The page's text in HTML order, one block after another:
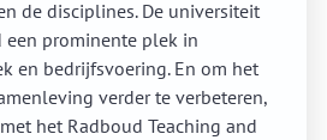
de disciplines. De universiteit
een prominente plek in
en bedrijfsvoering. En om het
verder te verbeteren,
het Radboud Teaching and